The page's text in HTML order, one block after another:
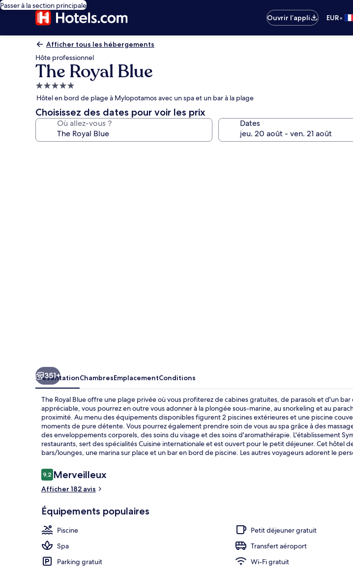
Passer à la section principale
Ouvrir l’appli
EUR•
Afficher tous les hébergements
Hôte professionnel
The Royal Blue
Hébergement
5.0 étoiles
Hôtel en bord de plage à Mylopotamos avec un spa et un bar à la plage
Choisissez des dates pour voir les prix
Où allez-vous ? Dates
351+
PrésentationChambresEmplacementConditions
The Royal Blue offre une plage privée où vous profiterez de cabines gratuites, de parasols et d'un
appréciable, vous pourrez en outre vous adonner à la plongée sous-marine, au snorkeling et au
proximité. Au menu des équipements disponibles figurent 2 piscines extérieures et une piscine
moments de pure détente. Vous pourrez également prendre soin de vous au spa grâce à des
des enveloppements corporels, des soins du visage et des soins d'aromathérapie. L'établissement
restaurants, sert des spécialités Cuisine internationale et est ouvert pour le petit déjeuner. Cet hôtel
bars/lounges, une marina sur place et un bar en bord de piscine. Les autres voyageurs adorent le
Avis
voyageurs
9,29,2 sur 10
Merveilleux
Afficher 182 avis
Équipements populaires
Piscine
Petit déjeuner gratuit
Spa
Transfert aéroport
Parking gratuit
Wi-Fi gratuit